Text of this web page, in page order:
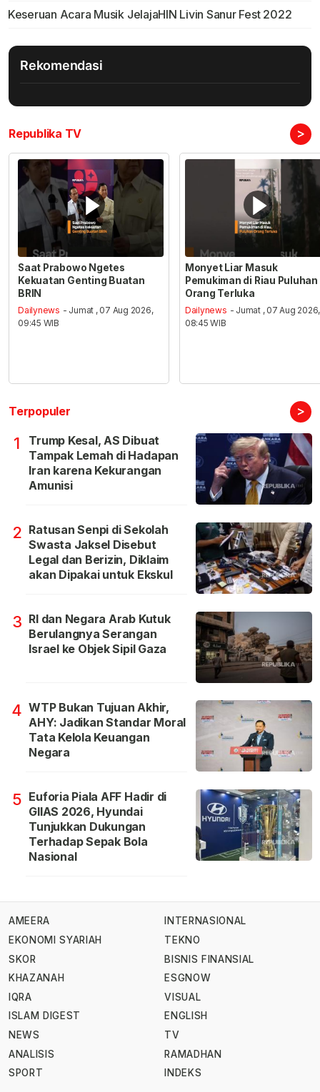
Keseruan Acara Musik JelajaHIN Livin Sanur Fest 2022
Rekomendasi
Republika TV >
Saat Prabowo Ngetes
Kekuatan Genting Buatan
BRIN
Dailynews - Jumat , 07 Aug 2026,
09:45 WIB
Monyet Liar Masuk
Pemukiman di Riau Puluhan
Orang Terluka
Dailynews - Jumat , 07 Aug 2026,
08:45 WIB
Terpopuler >
1
Trump Kesal, AS Dibuat
Tampak Lemah di Hadapan
Iran karena Kekurangan
Amunisi
2 Ratusan Senpi di Sekolah
Swasta Jaksel Disebut
Legal dan Berizin, Diklaim
akan Dipakai untuk Ekskul
3 RI dan Negara Arab Kutuk
Berulangnya Serangan
Israel ke Objek Sipil Gaza
4 WTP Bukan Tujuan Akhir,
AHY: Jadikan Standar Moral
Tata Kelola Keuangan
Negara
5 Euforia Piala AFF Hadir di
GIIAS 2026, Hyundai
Tunjukkan Dukungan
Terhadap Sepak Bola
Nasional
AMEERA
EKONOMI SYARIAH
SKOR
KHAZANAH
IQRA
ISLAM DIGEST
NEWS
ANALISIS
SPORT
INTERNASIONAL
TEKNO
BISNIS FINANSIAL
ESGNOW
VISUAL
ENGLISH
TV
RAMADHAN
INDEKS